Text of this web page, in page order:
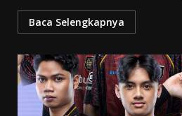
Baca Selengkapnya